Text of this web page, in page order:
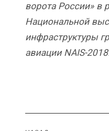
ворота России» в
Национальной
инфраструктуры
авиации NAIS-